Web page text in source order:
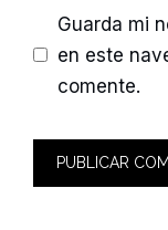
Guarda mi
en este
comente.